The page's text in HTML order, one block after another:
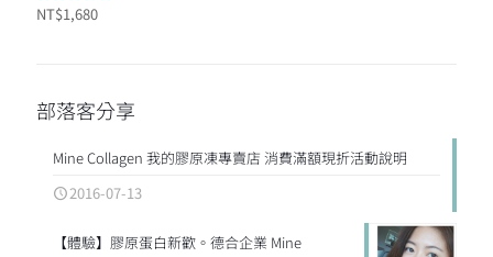
評分 5.00
NT$1,680
部落客分享
Mine Collagen 我的膠原凍專賣店 消費滿額現折活動說明
2016-07-13
【體驗】膠原蛋白新歡。德合企業 Mine